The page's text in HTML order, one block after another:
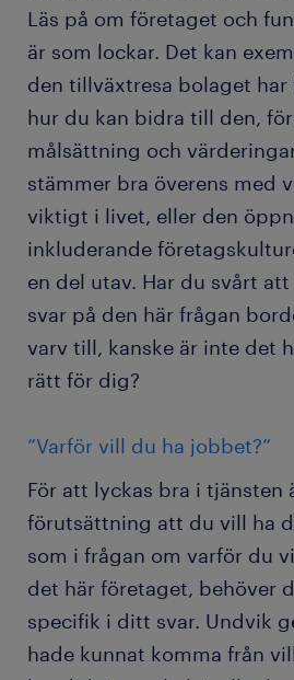
Läs på om företaget och
är som lockar. Det kan
den tillväxtresa bolaget
hur du kan bidra till den,
målsättning och
stämmer bra överens med
viktigt i livet, eller den
inkluderande
en del utav. Har du svårt
svar på den här frågan
varv till, kanske är inte det
rätt för dig?
”Varför vill du ha jobbet?”
För att lyckas bra i tjänsten
förutsättning att du vill ha
som i frågan om varför du
det här företaget, behöver
specifik i ditt svar. Undvik
hade kunnat komma från